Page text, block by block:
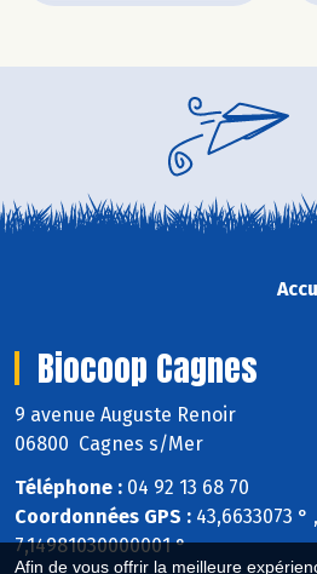
Afin de vous offrir la meilleure
Biocoop Cagnes
9 avenue Auguste Renoir
06800 Cagnes s/Mer
Téléphone : 04 92 13 68 70
Coordonnées GPS : 43,6633073 ° ,
7,14981030000001 °